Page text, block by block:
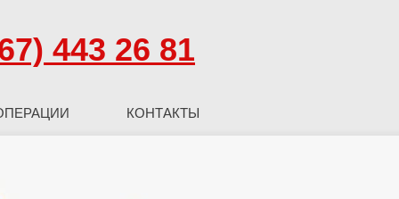
443 26 81
КОНТАКТЫ